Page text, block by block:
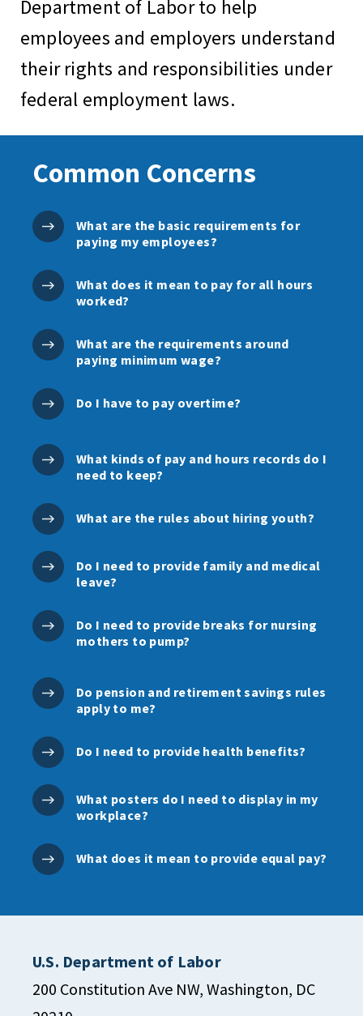
Department of Labor to help
employees and employers understand
their rights and responsibilities under
federal employment laws.
Common Concerns
What are the basic requirements for
paying my employees?
What does it mean to pay for all hours
worked?
What are the requirements around
paying minimum wage?
Do I have to pay overtime?
What kinds of pay and hours records do I
need to keep?
What are the rules about hiring youth?
Do I need to provide family and medical
leave?
Do I need to provide breaks for nursing
mothers to pump?
Do pension and retirement savings rules
apply to me?
Do I need to provide health benefits?
What posters do I need to display in my
workplace?
What does it mean to provide equal pay?
U.S. Department of Labor
200 Constitution Ave NW, Washington, DC